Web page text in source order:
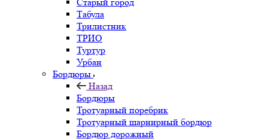
Табула
Трилистник
ТРИО
Туртур
Урбан
Бордюры
Назад
Бордюры
Тротуарный поребрик
Тротуарный шарнирный бордюр
Бордюр дорожный